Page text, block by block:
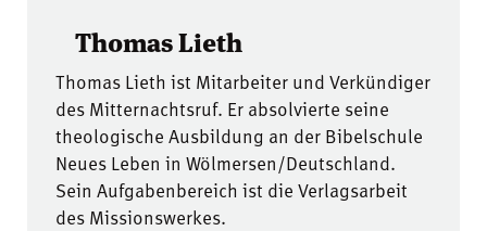
Thomas Lieth
Thomas Lieth ist Mitarbeiter und Verkündiger
des Mitternachtsruf. Er absolvierte seine
theologische Ausbildung an der Bibelschule
Neues Leben in Wölmersen/Deutschland.
Sein Aufgabenbereich ist die Verlagsarbeit
des Missionswerkes.